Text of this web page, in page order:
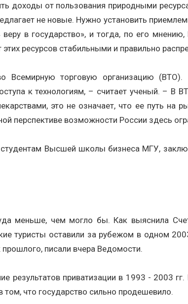
доходы от пользования природными
не новые. Нужно установить
в государство», и тогда, по его
ресурсов стабильными и правильно
торговую организацию (ВТО).
к технологиям, – считает ученый. –
это не означает, что ее путь на
перспективе возможности России здесь
Высшей школы бизнеса МГУ,
меньше, чем могло бы. Как выяснила
туристы оставили за рубежом в одном
писали вчера Ведомости.
результатов приватизации в 1993 - 2003
что государство сильно продешевило.